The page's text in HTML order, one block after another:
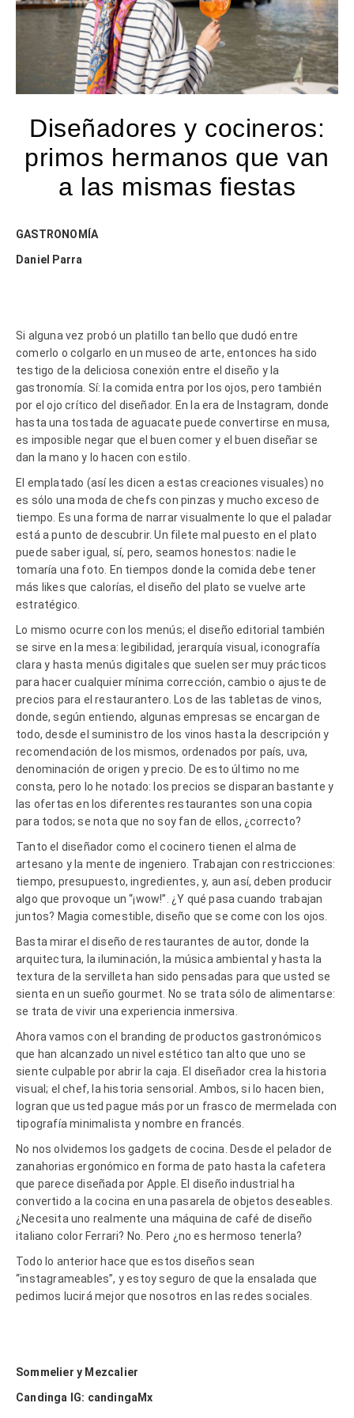
Diseñadores y cocineros:
primos hermanos que van
a las mismas fiestas
GASTRONOMÍA
Daniel Parra
Si alguna vez probó un platillo tan bello que dudó entre
comerlo o colgarlo en un museo de arte, entonces ha sido
testigo de la deliciosa conexión entre el diseño y la
gastronomía. Sí: la comida entra por los ojos, pero también
por el ojo crítico del diseñador. En la era de Instagram, donde
hasta una tostada de aguacate puede convertirse en musa,
es imposible negar que el buen comer y el buen diseñar se
dan la mano y lo hacen con estilo.
El emplatado (así les dicen a estas creaciones visuales) no
es sólo una moda de chefs con pinzas y mucho exceso de
tiempo. Es una forma de narrar visualmente lo que el paladar
está a punto de descubrir. Un filete mal puesto en el plato
puede saber igual, sí, pero, seamos honestos: nadie le
tomaría una foto. En tiempos donde la comida debe tener
más likes que calorías, el diseño del plato se vuelve arte
estratégico.
Lo mismo ocurre con los menús; el diseño editorial también
se sirve en la mesa: legibilidad, jerarquía visual, iconografía
clara y hasta menús digitales que suelen ser muy prácticos
para hacer cualquier mínima corrección, cambio o ajuste de
precios para el restaurantero. Los de las tabletas de vinos,
donde, según entiendo, algunas empresas se encargan de
todo, desde el suministro de los vinos hasta la descripción y
recomendación de los mismos, ordenados por país, uva,
denominación de origen y precio. De esto último no me
consta, pero lo he notado: los precios se disparan bastante y
las ofertas en los diferentes restaurantes son una copia
para todos; se nota que no soy fan de ellos, ¿correcto?
Tanto el diseñador como el cocinero tienen el alma de
artesano y la mente de ingeniero. Trabajan con restricciones:
tiempo, presupuesto, ingredientes, y, aun así, deben producir
algo que provoque un “¡wow!”. ¿Y qué pasa cuando trabajan
juntos? Magia comestible, diseño que se come con los ojos.
Basta mirar el diseño de restaurantes de autor, donde la
arquitectura, la iluminación, la música ambiental y hasta la
textura de la servilleta han sido pensadas para que usted se
sienta en un sueño gourmet. No se trata sólo de alimentarse:
se trata de vivir una experiencia inmersiva.
Ahora vamos con el branding de productos gastronómicos
que han alcanzado un nivel estético tan alto que uno se
siente culpable por abrir la caja. El diseñador crea la historia
visual; el chef, la historia sensorial. Ambos, si lo hacen bien,
logran que usted pague más por un frasco de mermelada con
tipografía minimalista y nombre en francés.
No nos olvidemos los gadgets de cocina. Desde el pelador de
zanahorias ergonómico en forma de pato hasta la cafetera
que parece diseñada por Apple. El diseño industrial ha
convertido a la cocina en una pasarela de objetos deseables.
¿Necesita uno realmente una máquina de café de diseño
italiano color Ferrari? No. Pero ¿no es hermoso tenerla?
Todo lo anterior hace que estos diseños sean
“instagrameables”, y estoy seguro de que la ensalada que
pedimos lucirá mejor que nosotros en las redes sociales.
Sommelier y Mezcalier
Candinga IG: candingaMx